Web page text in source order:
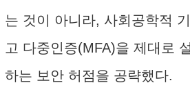
는 것이 아니라, 사회공학적
고 다중인증(MFA)을 제대로
하는 보안 허점을 공략했다.